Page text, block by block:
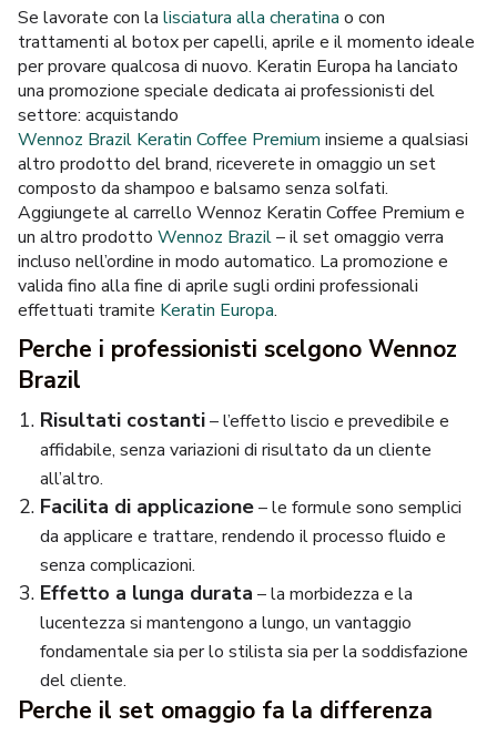
Domande frequenti
Contatti
Recensioni
Se lavorate con la lisciatura alla cheratina o con
trattamenti al botox per capelli, aprile e il momento ideale
per provare qualcosa di nuovo. Keratin Europa ha lanciato
una promozione speciale dedicata ai professionisti del
settore: acquistando
Wennoz Brazil Keratin Coffee Premium insieme a qualsiasi
altro prodotto del brand, riceverete in omaggio un set
composto da shampoo e balsamo senza solfati.
Aggiungete al carrello Wennoz Keratin Coffee Premium e
un altro prodotto Wennoz Brazil– il set omaggio verra
incluso nell’ordine in modo automatico. La promozione e
valida fino alla fine di aprile sugli ordini professionali
effettuati tramite Keratin Europa.
Perche i professionisti scelgono Wennoz
Brazil
Risultati costanti– l’effetto liscio e prevedibile e
affidabile, senza variazioni di risultato da un cliente
all’altro.
Facilita di applicazione– le formule sono semplici
da applicare e trattare, rendendo il processo fluido e
senza complicazioni.
Effetto a lunga durata – la morbidezza e la
lucentezza si mantengono a lungo, un vantaggio
fondamentale sia per lo stilista sia per la soddisfazione
del cliente.
Perche il set omaggio fa la differenza